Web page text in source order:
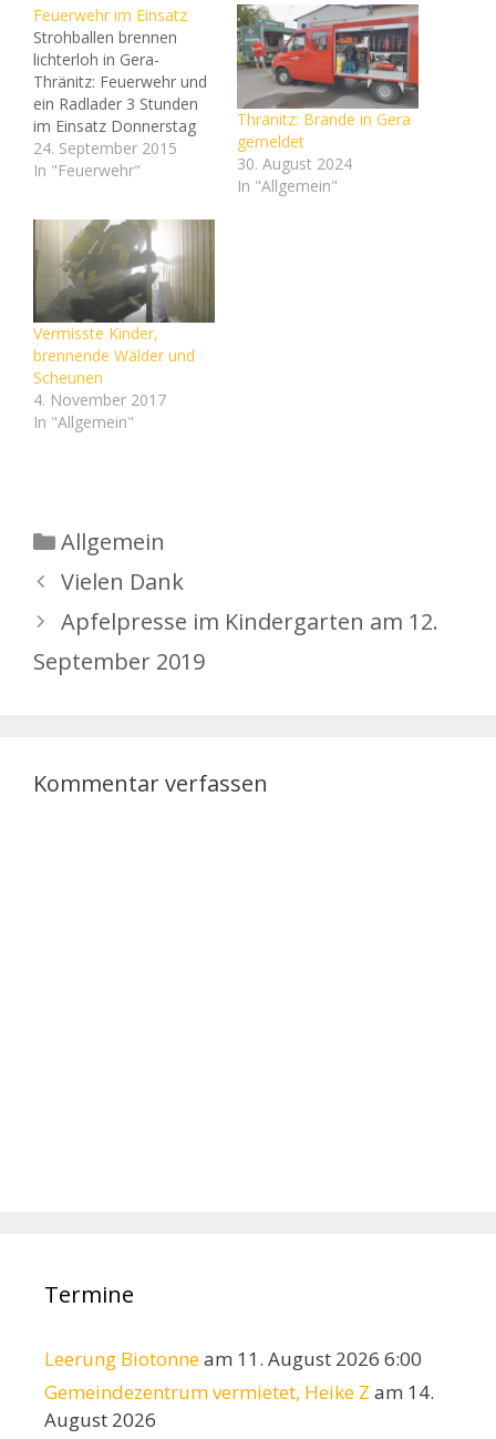
Feuerwehr im Einsatz
Strohballen brennen
lichterloh in Gera-
Thränitz: Feuerwehr und
ein Radlader 3 Stunden
im Einsatz Donnerstag
gegen 9 Uhr wurde die
Feuerwehr zu einem
Gera-Thränitz gerufen.
Foto: Feuerwehr Gera
Donnerstag gegen 9 Uhr
wurde die Feuerwehr zu
einem Strohballenbrand
in Gera-Thränitz gerufen.
Foto: Feuerwehr Gera
Gera. Mit drei
Strahlrohre…
24. September 2015
In "Feuerwehr"
Thränitz: Brände in Gera
gemeldet
30. August 2024
In "Allgemein"
Vermisste Kinder,
brennende Wälder und
Scheunen
4. November 2017
In "Allgemein"
Kategorien
Allgemein
Vielen Dank
Apfelpresse im Kindergarten am 12.
September 2019
Kommentar verfassen
Termine
Leerung Biotonneam 11. August 2026 6:00
Gemeindezentrum vermietet, Heike Z am 14.
August 2026